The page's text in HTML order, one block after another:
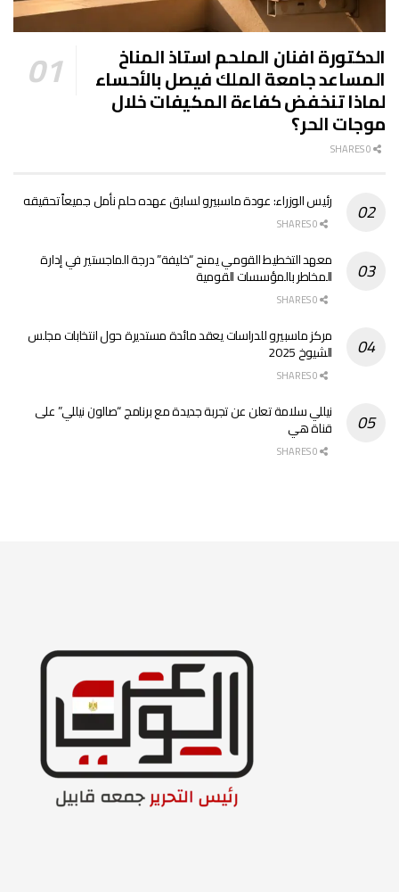
الدكتورة افنان الملحم استاذ المناخ
المساعد جامعة الملك فيصل بالأحساء
لماذا تنخفض كفاءة المكيفات خلال
موجات الحر؟
رئيس الوزراء: عودة ماسبيرو لسابق عهده حلم نأمل جميعاً تحقيقه
معهد التخطيط القومي يمنح “خليفة” درجة الماجستير في إدارة
المخاطر بالمؤسسات القومية
مركز ماسبيرو للدراسات يعقد مائدة مستديرة حول انتخابات مجلس
الشيوخ 2025
نيللي سلامة تعلن عن تجربة جديدة مع برنامج “صالون نيللي” على
قناة هي